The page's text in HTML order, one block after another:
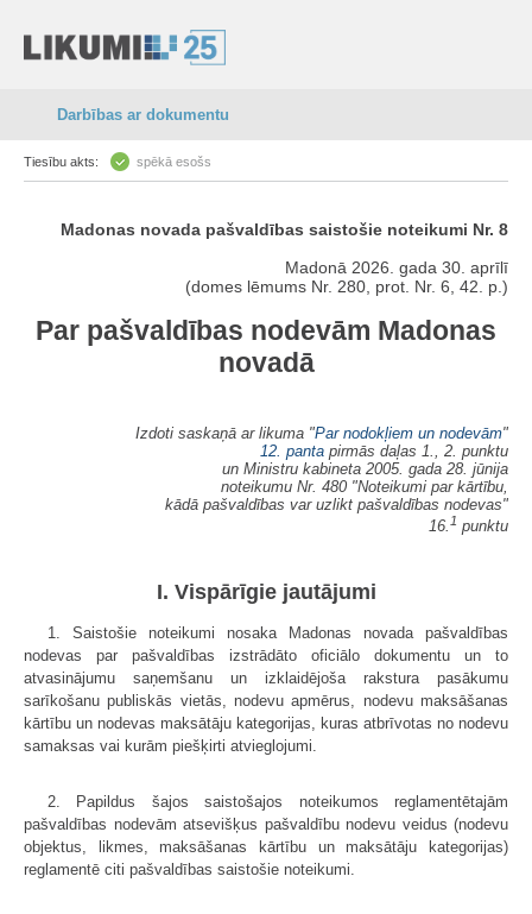
Darbības ar dokumentu
Tiesību akts: spēkā esošs
Madonas novada pašvaldības saistošie noteikumi Nr. 8
Madonā 2026. gada 30. aprīlī
(domes lēmums Nr. 280, prot. Nr. 6, 42. p.)
Par pašvaldības nodevām Madonas
novadā
Izdoti saskaņā ar likuma "Par nodokļiem un nodevām"
12. panta pirmās daļas 1., 2. punktu
un Ministru kabineta 2005. gada 28. jūnija
noteikumu Nr. 480 "Noteikumi par kārtību,
kādā pašvaldības var uzlikt pašvaldības nodevas"
16. 1 punktu
I. Vispārīgie jautājumi
1. Saistošie noteikumi nosaka Madonas novada pašvaldības
nodevas par pašvaldības izstrādāto oficiālo dokumentu un to
atvasinājumu saņemšanu un izklaidējoša rakstura pasākumu
sarīkošanu publiskās vietās, nodevu apmērus, nodevu maksāšanas
kārtību un nodevas maksātāju kategorijas, kuras atbrīvotas no nodevu
samaksas vai kurām piešķirti atvieglojumi.
2. Papildus šajos saistošajos noteikumos reglamentētajām
pašvaldības nodevām atsevišķus pašvaldību nodevu veidus (nodevu
objektus, likmes, maksāšanas kārtību un maksātāju kategorijas)
reglamentē citi pašvaldības saistošie noteikumi.